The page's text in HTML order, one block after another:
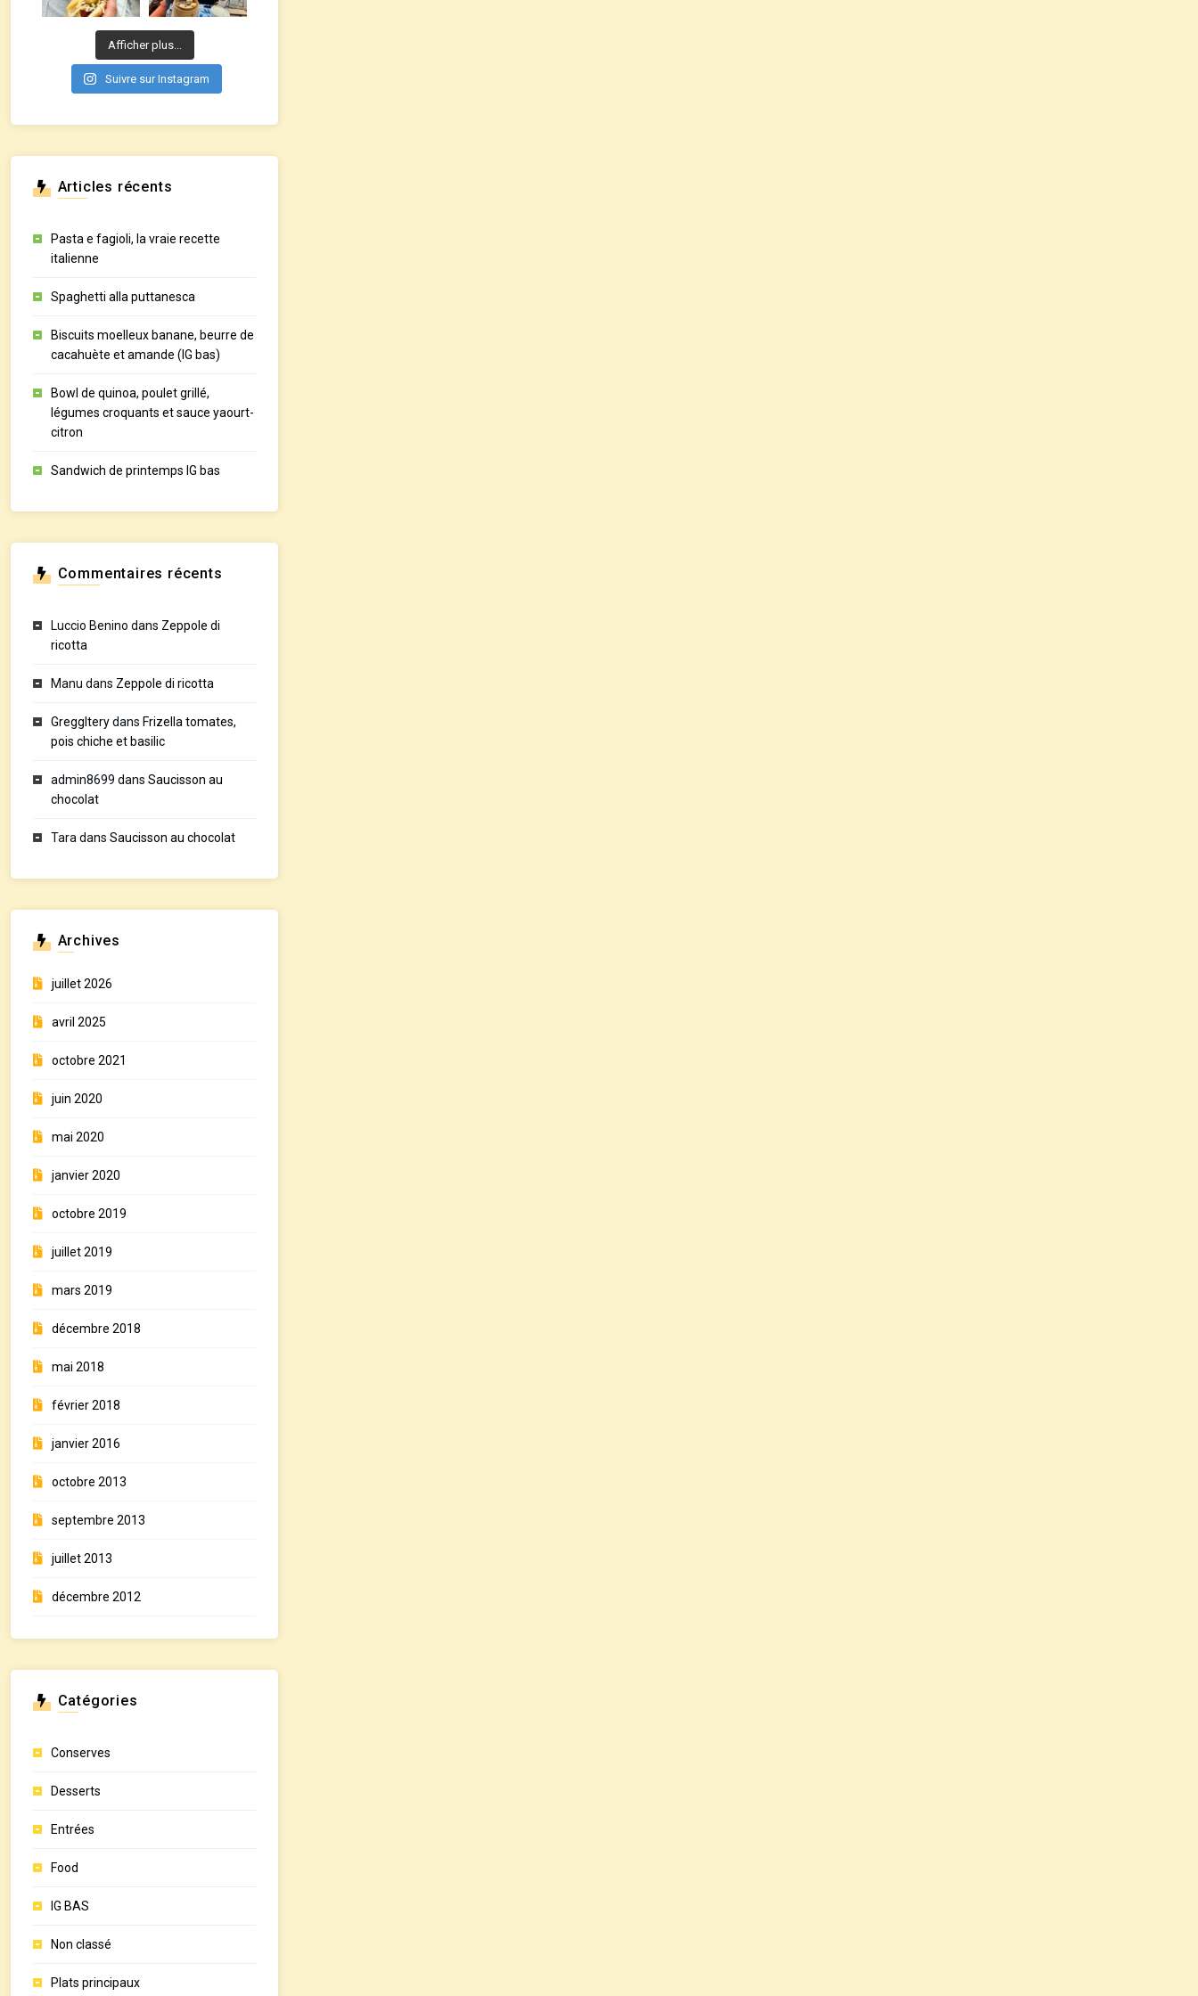
Afficher plus...
Suivre sur Instagram
Articles récents
Pasta e fagioli, la vraie recette
italienne
Spaghetti alla puttanesca
Biscuits moelleux banane, beurre de
cacahuète et amande (IG bas)
Bowl de quinoa, poulet grillé,
légumes croquants et sauce yaourt-
citron
Sandwich de printemps IG bas
Commentaires récents
Luccio Benino dans Zeppole di
ricotta
Manu dans Zeppole di ricotta
GreggIterydans Frizella tomates,
pois chiche et basilic
admin8699 dans Saucisson au
chocolat
Tara dans Saucisson au chocolat
Archives
juillet 2026
avril 2025
octobre 2021
juin 2020
mai 2020
janvier 2020
octobre 2019
juillet 2019
mars 2019
décembre 2018
mai 2018
février 2018
janvier 2016
octobre 2013
septembre 2013
juillet 2013
décembre 2012
Catégories
Conserves
Desserts
Entrées
Food
IG BAS
Non classé
Plats principaux